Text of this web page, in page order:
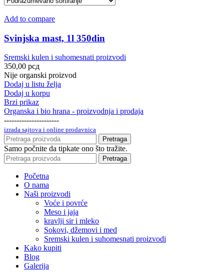
Add to compare
Svinjska mast, 1l 350din
Sremski kulen i suhomesnati proizvodi
350,00 рсд
Nije organski proizvod
Dodaj u listu želja
Dodaj u korpu
Brzi prikaz
Organska i bio hrana - proizvodnja i prodaja
----------------------
izrada sajtova i online prodavnica
Pretraga
Samo počnite da tipkate ono što tražite.
Pretraga
Početna
O nama
Naši proizvodi
Voće i povrće
Meso i jaja
kravlji sir i mleko
Sokovi, džemovi i med
Sremski kulen i suhomesnati proizvodi
Kako kupiti
Blog
Galerija